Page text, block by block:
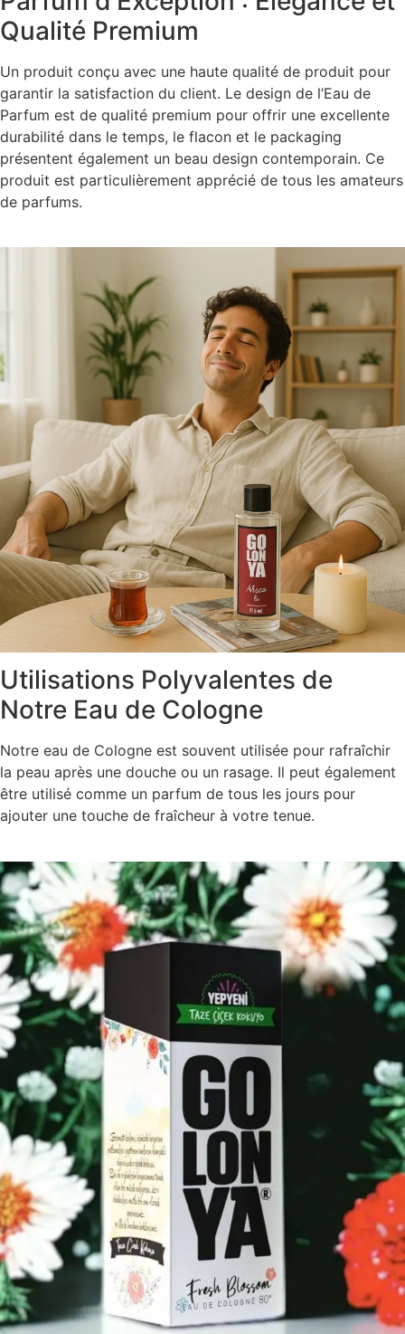
Qualité Premium
Un produit conçu avec une haute qualité de produit pour
garantir la satisfaction du client. Le design de l’Eau de
Parfum est de qualité premium pour offrir une excellente
durabilité dans le temps, le flacon et le packaging
présentent également un beau design contemporain. Ce
produit est particulièrement apprécié de tous les amateurs
de parfums.
Utilisations Polyvalentes de
Notre Eau de Cologne
Notre eau de Cologne est souvent utilisée pour rafraîchir
la peau après une douche ou un rasage. Il peut également
être utilisé comme un parfum de tous les jours pour
ajouter une touche de fraîcheur à votre tenue.